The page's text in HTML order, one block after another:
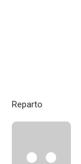
Reparto